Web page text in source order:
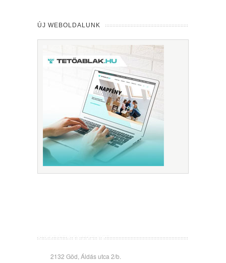
ÚJ WEBOLDALUNK
KISSTÓTH PLUSZ KFT.
2132 Göd, Áldás utca 2/b.